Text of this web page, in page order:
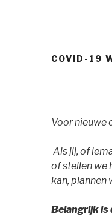
COVID-19
Voor nieuwe
Als jij, of
of stellen we
kan, plannen
Belangrijk is